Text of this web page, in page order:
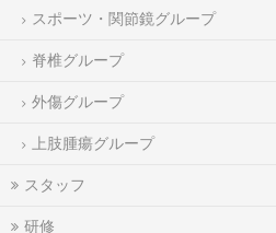
スポーツ・関節鏡グループ
脊椎グループ
外傷グループ
上肢腫瘍グループ
スタッフ
研修